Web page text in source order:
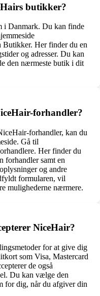
butikker?
i Danmark. Du kan finde
Her finder du en
og adresser. Du kan
den nærmeste butik i dit
forhandler?
forhandler, kan du
Gå til
Her finder du
forhandler samt en
og andre
formularen, vil
mulighederne nærmere.
NiceHair?
for at give dig
som Visa, Mastercard
de også
Du kan vælge den
for dig, når du afgiver din